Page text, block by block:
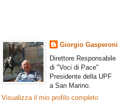
Giorgio Gasperoni
Direttore Responsabile
di "Voci di Pace"
Presidente della UPF
a San Marino.
Visualizza il mio profilo completo